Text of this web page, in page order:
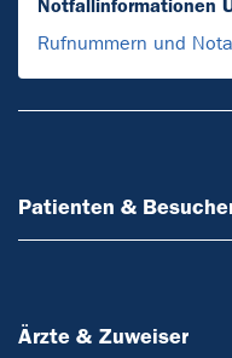
Notfallinformationen
Rufnummern und
Patienten &
Ärzte & Zuweiser